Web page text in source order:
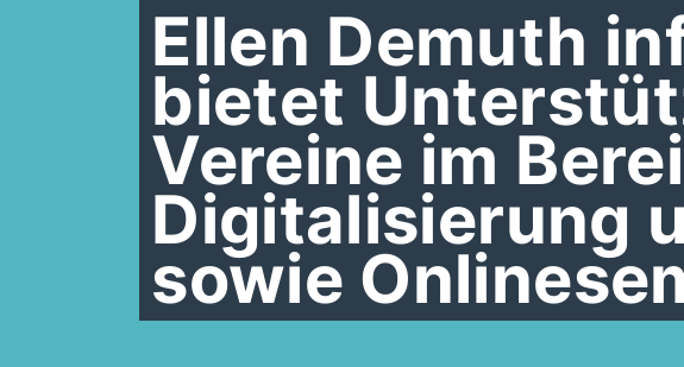
Ellen Demuth
bietet
Vereine im
Digitalisierung
sowie